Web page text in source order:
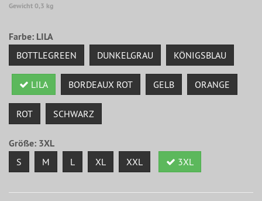
Gewicht 0,3 kg
Farbe: LILA
BOTTLEGREEN DUNKELGRAU KÖNIGSBLAU
LILA BORDEAUX ROT GELB ORANGE
ROT SCHWARZ
Größe: 3XL
S M L XL XXL 3XL